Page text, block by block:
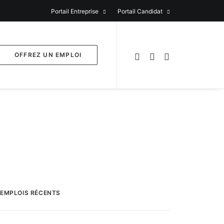
Portail Entreprise Portail Candidat
OFFREZ UN EMPLOI
EMPLOIS RÉCENTS